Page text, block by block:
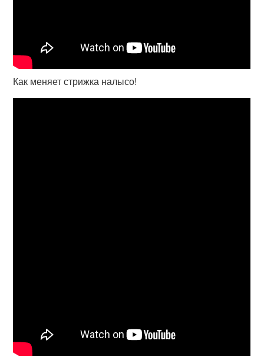
Как меняет стрижка налысо!